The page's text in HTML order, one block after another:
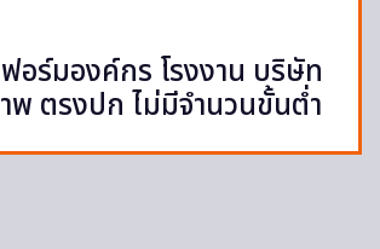
ร์มองค์กร โรงงาน บริษัท
ตรงปก ไม่มีจำนวนขั้นต่ำ